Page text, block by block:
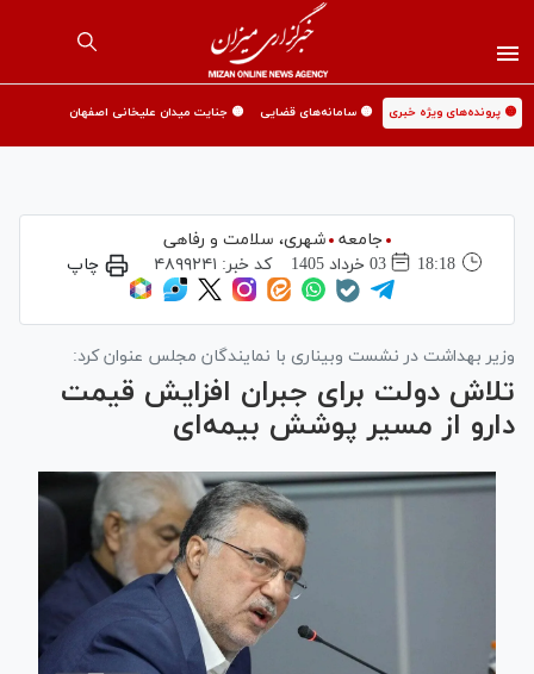
🟡 پرونده‌های ویژه خبری 🟡 سامانه‌های قضایی 🟡 جنایت میدان علیخانی اصفهان
جامعه
شهری،‌ سلامت و رفاهی
18:18
03 خرداد 1405 کد خبر: ۴۸۹۹۲۴۱ چاپ
وزیر بهداشت در نشست وبیناری با نمایندگان مجلس عنوان کرد:
تلاش دولت برای جبران افزایش قیمت
دارو از مسیر پوشش بیمه‌ای